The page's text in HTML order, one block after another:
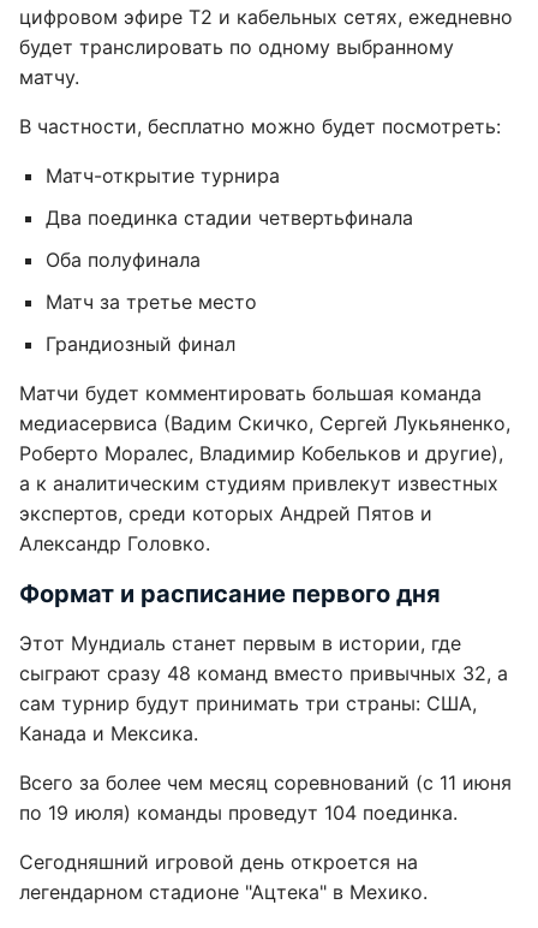
цифровом эфире Т2 и кабельных сетях, ежедневно
будет транслировать по одному выбранному
матчу.
В частности, бесплатно можно будет посмотреть:
Матч-открытие турнира
Два поединка стадии четвертьфинала
Оба полуфинала
Матч за третье место
Грандиозный финал
Матчи будет комментировать большая команда
медиасервиса (Вадим Скичко, Сергей Лукьяненко,
Роберто Моралес, Владимир Кобельков и другие),
а к аналитическим студиям привлекут известных
экспертов, среди которых Андрей Пятов и
Александр Головко.
Формат и расписание первого дня
Этот Мундиаль станет первым в истории, где
сыграют сразу 48 команд вместо привычных 32, а
сам турнир будут принимать три страны: США,
Канада и Мексика.
Всего за более чем месяц соревнований (с 11 июня
по 19 июля) команды проведут 104 поединка.
Сегодняшний игровой день откроется на
легендарном стадионе "Ацтека" в Мехико.